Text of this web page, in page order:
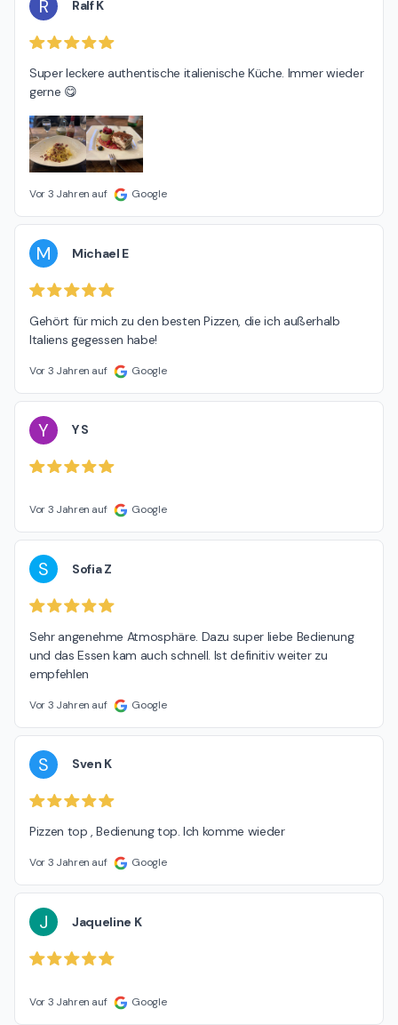
R Ralf K
Super leckere authentische italienische Küche. Immer wieder
gerne 😋
Vor 3 Jahren auf Google
M Michael E
Gehört für mich zu den besten Pizzen, die ich außerhalb
Italiens gegessen habe!
Vor 3 Jahren auf Google
Y Y S
Vor 3 Jahren auf Google
S Sofia Z
Sehr angenehme Atmosphäre. Dazu super liebe Bedienung
und das Essen kam auch schnell. Ist definitiv weiter zu
empfehlen
Vor 3 Jahren auf Google
S Sven K
Pizzen top , Bedienung top. Ich komme wieder
Vor 3 Jahren auf Google
J Jaqueline K
Vor 3 Jahren auf Google